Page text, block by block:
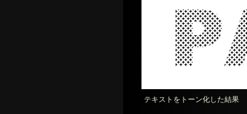
テキストをトーン化した結果